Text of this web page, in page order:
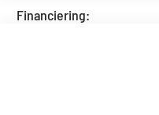
Financiering: